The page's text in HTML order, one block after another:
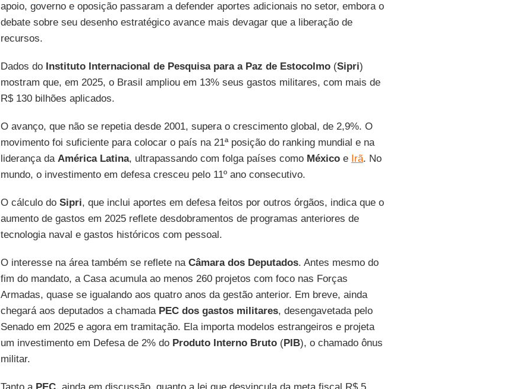
apoio, governo e oposição passaram a defender aportes adicionais no setor, embora o
debate sobre seu desenho estratégico avance mais devagar que a liberação de
recursos.
Dados do Instituto Internacional de Pesquisa para a Paz de Estocolmo(Sipri)
mostram que, em 2025, o Brasil ampliou em 13% seus gastos militares, com mais de
R$ 130 bilhões aplicados.
O avanço, que não se repetia desde 2001, supera o crescimento global, de 2,9%. O
movimento foi suficiente para colocar o país na 21ª posição do ranking mundial e na
liderança da América Latina, ultrapassando com folga países como Méxicoe Irã. No
mundo, o investimento em defesa cresceu pelo 11º ano consecutivo.
O cálculo do Sipri, que inclui aportes em defesa feitos por outros órgãos, indica que o
aumento de gastos em 2025 reflete desdobramentos de programas anteriores de
tecnologia naval e gastos históricos com pessoal.
O interesse na área também se reflete na Câmara dos Deputados. Antes mesmo do
fim do mandato, a Casa acumula ao menos 260 projetos com foco nas Forças
Armadas, quase se igualando aos quatro anos da gestão anterior. Em breve, ainda
chegará aos deputados a chamada PEC dos gastos militares, desengavetada pelo
Senado em 2025 e agora em tramitação. Ela importa modelos estrangeiros e projeta
um investimento em Defesa de 2% do Produto Interno Bruto(PIB), o chamado ônus
militar.